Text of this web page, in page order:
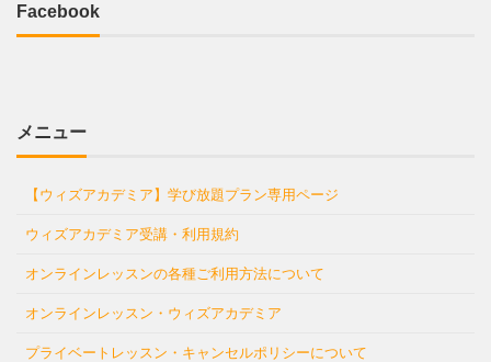
Facebook
メニュー
【ウィズアカデミア】学び放題プラン専用ページ
ウィズアカデミア受講・利用規約
オンラインレッスンの各種ご利用方法について
オンラインレッスン・ウィズアカデミア
プライベートレッスン・キャンセルポリシーについて